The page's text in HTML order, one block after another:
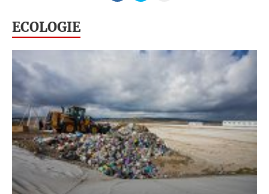
ECOLOGIE